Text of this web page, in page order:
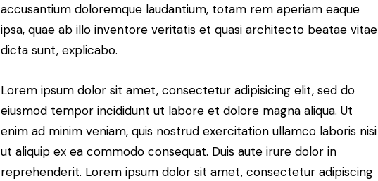
accusantium doloremque laudantium, totam rem aperiam eaque
ipsa, quae ab illo inventore veritatis et quasi architecto beatae vitae
dicta sunt, explicabo.
Lorem ipsum dolor sit amet, consectetur adipisicing elit, sed do
eiusmod tempor incididunt ut labore et dolore magna aliqua. Ut
enim ad minim veniam, quis nostrud exercitation ullamco laboris nisi
ut aliquip ex ea commodo consequat. Duis aute irure dolor in
reprehenderit. Lorem ipsum dolor sit amet, consectetur adipiscing